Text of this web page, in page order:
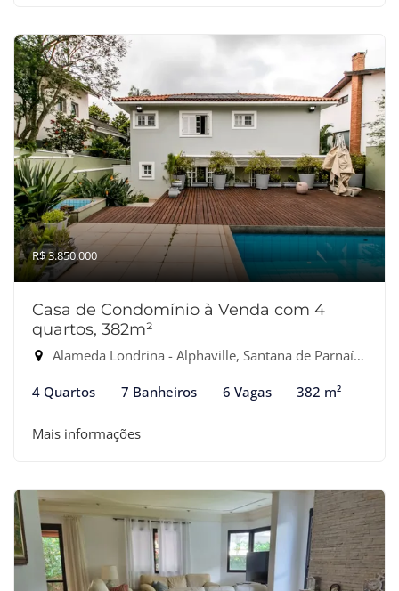
R$ 3.850.000
Casa de Condomínio à Venda com 4
quartos, 382m²
Alameda Londrina - Alphaville, Santana de Parnaíba-SP
4 Quartos 7 Banheiros 6 Vagas 382 m²
Mais informações